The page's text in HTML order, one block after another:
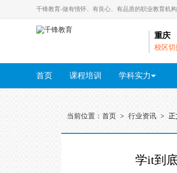
千锋教育-做有情怀、有良心、有品质的职业教育机构
重庆
校区切
A
北
大
｜
｜
首页 课程培训 学科实力
当前位置： 首页 > 行业资讯 > 正
学it到